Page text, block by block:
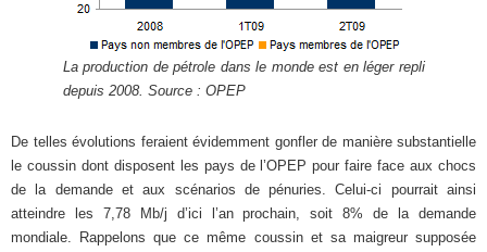
La production de pétrole dans le monde est en léger repli
depuis 2008. Source : OPEP
De telles évolutions feraient évidemment gonfler de manière substantielle
le coussin dont disposent les pays de l’OPEP pour faire face aux chocs
de la demande et aux scénarios de pénuries. Celui-ci pourrait ainsi
atteindre les 7,78 Mb/j d’ici l’an prochain, soit 8% de la demande
mondiale. Rappelons que ce même coussin et sa maigreur supposée